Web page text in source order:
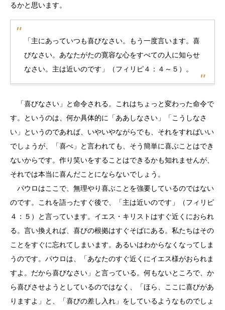
るかと思います。
「主にあっていつも喜びなさい。もう一度言います。喜
びなさい。あなたがたの寛容な心をすべての人に知らせ
なさい。主は近いのです」（フィリピ４：４～５）。
「喜びなさい」と命令される。これはちょっと変わった命令で
す。というのは、何か具体的に「ああしなさい」「こうしなさ
い」というのであれば、いやいやながらでも、それをすればいい
でしょうが、「喜べ」と言われても、そう簡単に喜ぶことはでき
ないからです。作り笑いをすることはできるかも知れませんが、
それでは本当に喜んだことにならないでしょう。
パウロはここで、無理やり喜ぶことを強要しているのではない
のです。これを語ったすぐ後で、「主は近いのです」（フィリピ
４：５）と言っています。イエス・キリストはすぐ近くにおられ
る。言い換えれば、喜びの根拠はすぐそばにある。私たちはその
ことをすぐに忘れてしまいます。あるいはわからなくなってしま
うのです。パウロは、「あなたのすぐ近くにイエス様がおられま
すよ。だから喜びなさい」と言っている。何もないところで、か
ら喜びさせようとしているのではなく、「ほら、ここに喜びがあ
りますよ」と、「喜びの差し入れ」をしているようなものでしょ